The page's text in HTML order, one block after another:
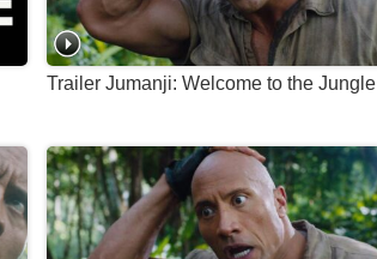
Trailer Jumanji: Welcome to the Jungle